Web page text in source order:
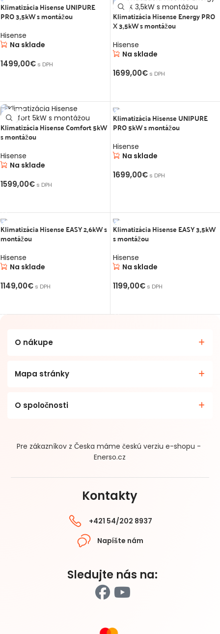
pre
-
Uni-
S MONTÁŽOU
Klimatizácia Hisense UNIPURE
PRO 3,5kW s montážou
Hisense
Na sklade
1499,00€ s DPH
S MONTÁŽOU
Klimatizácia Hisense Energy PRO
X 3,5kW s montážou
Hisense
Na sklade
1699,00€s DPH
S MONTÁŽOU
Klimatizácia Hisense Comfort 5kW
s montážou
Hisense
Na sklade
1599,00€ s DPH
S MONTÁŽOU
Klimatizácia Hisense UNIPURE
PRO 5kW s montážou
Hisense
Na sklade
1699,00€s DPH
S MONTÁŽOU
Klimatizácia Hisense EASY 2,6kW s
montážou
Hisense
Na sklade
1149,00€ s DPH
S MONTÁŽOU
Klimatizácia Hisense EASY 3,5kW
s montážou
Hisense
Na sklade
1199,00€s DPH
O nákupe
Mapa stránky
O spoločnosti
Pre zákazníkov z Česka máme českú verziu e-shopu -
Enerso.cz
Kontakty
+421 54/202 8937
Napíšte nám
Sledujte nás na: